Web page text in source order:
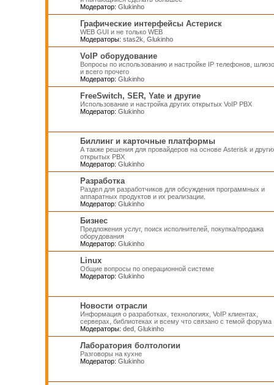
Модератор: Glukinho
Графические интерфейсы Астериск
WEB GUI и не только WEB
Модераторы: stas2k Glukinho
VoIP оборудование
Вопросы по использованию и настройке IP телефонов,
и всего прочего
Модератор: Glukinho
FreeSwitch, SER, Yate и другие
Использование и настройка других открытых VoIP PBX
Модератор: Glukinho
Биллинг и карточные платформы
А также решения для провайдеров на основе Asterisk и
открытых PBX
Модератор: Glukinho
Разработка
Раздел для разработчиков для обсуждения программных и
аппаратных продуктов и их реализации.
Модератор: Glukinho
Бизнес
Предложения услуг, поиск исполнителей, покупка/продажа
оборудования
Модератор: Glukinho
Linux
Общие вопросы по операционной системе
Модератор: Glukinho
Новости отрасли
Информация о разработках, технологиях, VoIP клиентах,
серверах, библиотеках и всему что связано с темой форума
Модераторы: ded, Glukinho
Лаборатория болтологии
Разговоры на кухне
Модератор: Glukinho